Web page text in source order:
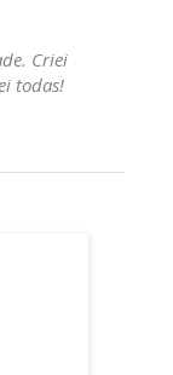
Criei
todas!